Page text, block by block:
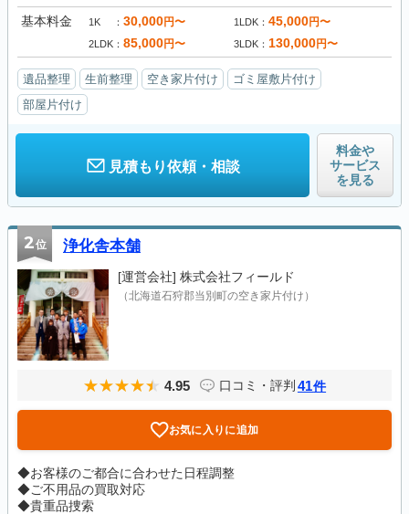
基本料金 1K 30,000円〜 1LDK 45,000円〜
2LDK 85,000円〜 3LDK 130,000円〜
遺品整理 生前整理 空き家片付け
ゴミ屋敷片付け
部屋片付け
見積もり依頼・相談
料金や
サービス
を見る
2位 浄化舎本舗
[運営会社] 株式会社フィールド
（北海道石狩郡当別町の空き家片付け）
4.95 口コミ・評判 41件
お気に入りに追加
◆お客様のご都合に合わせた日程調整
◆ご不用品の買取対応
◆貴重品捜索